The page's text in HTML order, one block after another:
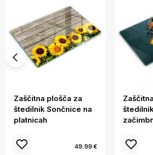
Zaščitna plošča za
štedilnik Sončnice na
platnicah
49.99 €